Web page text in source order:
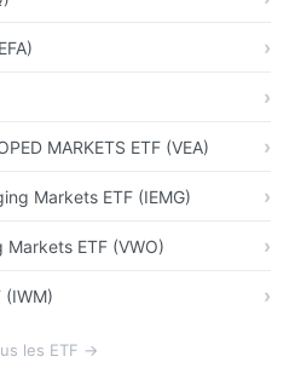
MARKETS ETF (VEA)
Markets ETF (IEMG)
Markets ETF (VWO)
(IWM)
les ETF →